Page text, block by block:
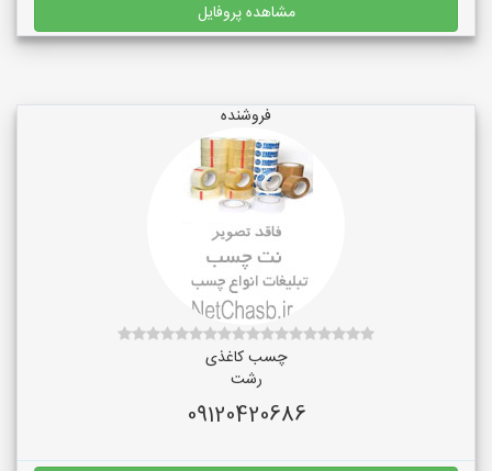
مشاهده پروفایل
فروشنده
چسب کاغذی
رشت
09120420686